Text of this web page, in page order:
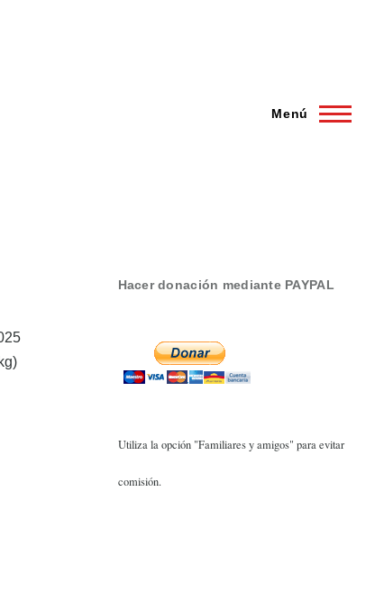
Menú
Hacer donación mediante PAYPAL
Utiliza la opción "Familiares y amigos" para evitar
comisión.